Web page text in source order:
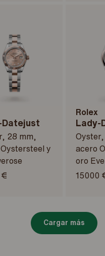
Datejust
28 mm,
y
€
Rolex
Lady-
Oyster,
acero
oro
15000
Cargar más